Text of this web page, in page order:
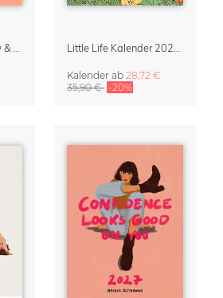
Kalender ab 28,72 €
35,90 € -20%